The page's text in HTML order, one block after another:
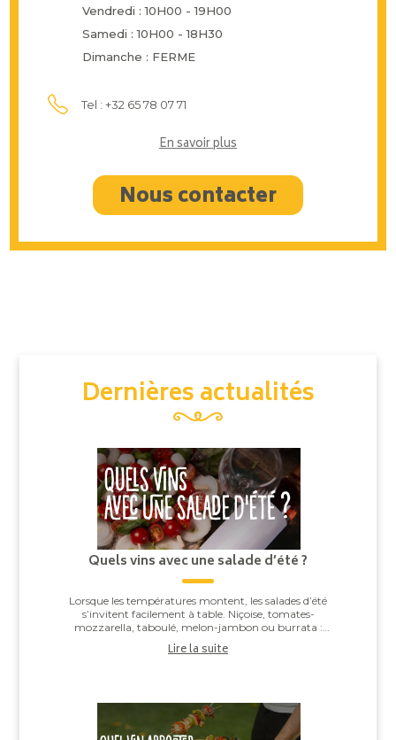
Vendredi : 10H00 - 19H00
Samedi : 10H00 - 18H30
Dimanche : FERME
Tel : +32 65 78 07 71
En savoir plus
Nous contacter
Dernières actualités
Quels vins avec une salade d’été ?
Lorsque les températures montent, les salades d’été
s’invitent facilement à table. Niçoise, tomates-
mozzarella, taboulé, melon-jambon ou burrata :
Lire la suite